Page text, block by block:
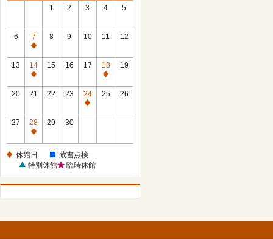
1 2 3 4 5
6
7
休
館
日
8 9 10 11 12
13
14
休
館
15 16 17
18
休
館
19
20 21 22 23
24
休
25 26
27
28
休
日
29 30
休館日
蔵書点検
特別休館
臨時休館